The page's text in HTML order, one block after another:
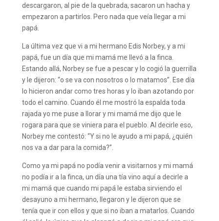
descargaron, al pie de la quebrada, sacaron un hacha y
empezaron a partirlos. Pero nada que veía llegar a mi
papá.
La última vez que vi a mi hermano Edis Norbey, y a mi
papá, fue un día que mi mamá me llevó a la finca.
Estando allá, Norbey se fue a pescar y lo cogió la guerrilla
y le dijeron: “o se va con nosotros o lo matamos”. Ese día
lo hicieron andar como tres horas y lo iban azotando por
todo el camino. Cuando él me mostró la espalda toda
rajada yo me puse a llorar y mi mamá me dijo que le
rogara para que se viniera para el pueblo. Al decirle eso,
Norbey me contestó: “Y si no le ayudo a mi papá, ¿quién
nos va a dar para la comida?”.
Como ya mi papá no podía venir a visitarnos y mi mamá
no podía ir a la finca, un día una tía vino aquí a decirle a
mi mamá que cuando mi papá le estaba sirviendo el
desayuno a mi hermano, llegaron y le dijeron que se
tenía que ir con ellos y que si no iban a matarlos. Cuando